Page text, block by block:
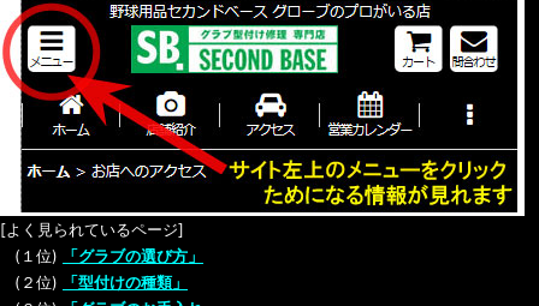
[よく見られているページ]
(１位)
「グラブの選び方」
(２位)
「型付けの種類」